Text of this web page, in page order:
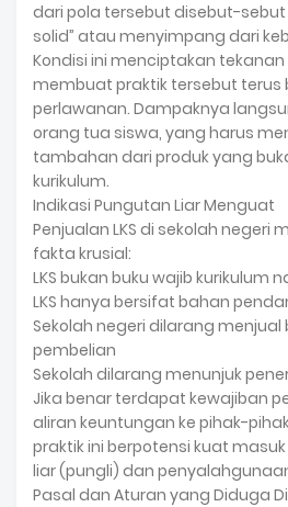
dari pola tersebut disebut-sebut
solid” atau menyimpang dari
Kondisi ini menciptakan
membuat praktik tersebut terus
perlawanan. Dampaknya
orang tua siswa, yang harus
tambahan dari produk yang
kurikulum.
Indikasi Pungutan Liar Menguat
Penjualan LKS di sekolah negeri
fakta krusial:
LKS bukan buku wajib kurikulum
LKS hanya bersifat bahan
Sekolah negeri dilarang
pembelian
Sekolah dilarang menunjuk
Jika benar terdapat kewajiban
aliran keuntungan ke pihak-
praktik ini berpotensi kuat
liar (pungli) dan
Pasal dan Aturan yang Diduga